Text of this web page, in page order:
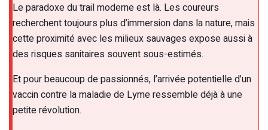
Le paradoxe du trail moderne est là. Les coureurs
recherchent toujours plus d’immersion dans la nature, mais
cette proximité avec les milieux sauvages expose aussi à
des risques sanitaires souvent sous-estimés.
Et pour beaucoup de passionnés, l’arrivée potentielle d’un
vaccin contre la maladie de Lyme ressemble déjà à une
petite révolution.